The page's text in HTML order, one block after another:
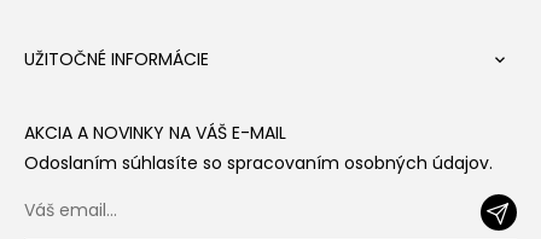
UŽITOČNÉ INFORMÁCIE 
AKCIA A NOVINKY NA VÁŠ E-MAIL
Odoslaním súhlasíte so spracovaním osobných údajov.